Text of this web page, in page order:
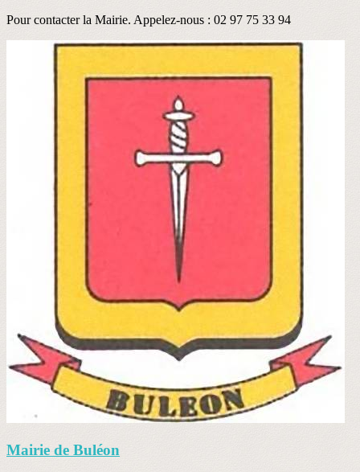
Pour contacter la Mairie. Appelez-nous : 02 97 75 33 94
Mairie de Buléon